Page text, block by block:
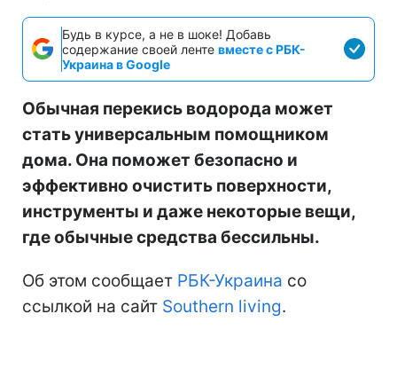
Будь в курсе, а не в шоке! Добавь
содержание своей ленте вместе с РБК-
Украина в Google
Обычная перекись водорода может
стать универсальным помощником
дома. Она поможет безопасно и
эффективно очистить поверхности,
инструменты и даже некоторые вещи,
где обычные средства бессильны.
Об этом сообщает РБК-Украина со
ссылкой на сайт Southern living.